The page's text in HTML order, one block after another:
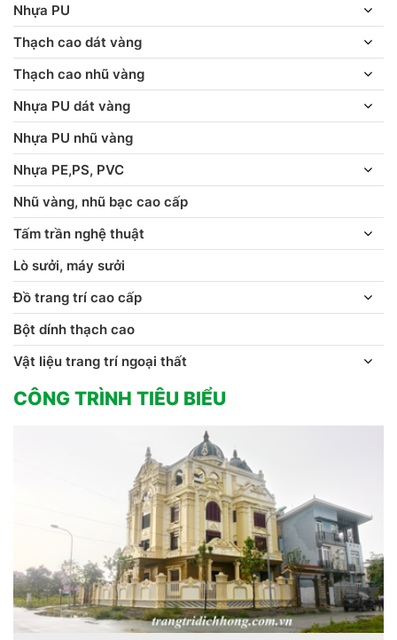
Nhựa PU
Thạch cao dát vàng
Thạch cao nhũ vàng
Nhựa PU dát vàng
Nhựa PU nhũ vàng
Nhựa PE,PS, PVC
Nhũ vàng, nhũ bạc cao cấp
Tấm trần nghệ thuật
Lò sưởi, máy sưởi
Đồ trang trí cao cấp
Bột dính thạch cao
Vật liệu trang trí ngoại thất
CÔNG TRÌNH TIÊU BIỂU